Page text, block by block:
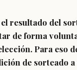
resultado del
de forma
Para eso
de sorteado